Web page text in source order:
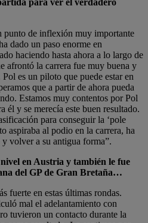
para ver el verdadero
punto de inflexión muy importante
dado un paso enorme en
haciendo hasta ahora a lo largo de
afrontó la carrera fue muy buena y
es un piloto que puede estar en
que a partir de ahora pueda
Estamos muy contentos por Pol
él y se merecía este buen resultado.
para conseguir la ‘pole
aspiraba al podio en la carrera, ha
volver a su antigua forma”.
en Austria y también le fue
del GP de Gran Bretaña…
fuerte en estas últimas rondas.
mal el adelantamiento con
tuvieron un contacto durante la